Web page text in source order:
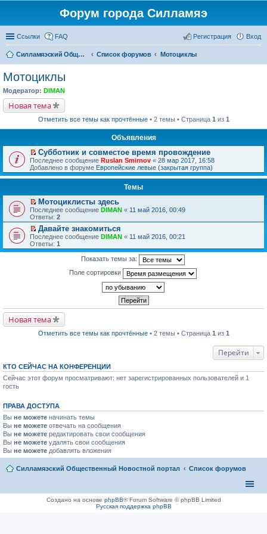
Форум города Силламяэ
Ссылки FAQ Вход
Регистрация
Силламяэский Общественный Новостной портал Список форумов Мотоциклы
Мотоциклы
Модератор: DIMAN
Новая тема
Отметить все темы как прочтённые• 2 темы • Страница 1 из 1
Объявления
П
е
р
е
т
и
к
п
е
р
в
о
м
и
а
н
н
с
о
о
н
и
ю
Субботник и совместое время провождение
Последнее сообщение Ruslan Smirnov « 28 мар 2017, 16:58
Добавлено в форуме Европейские левые (закрытая группа)
Темы
П
е
р
е
й
т
и
у
н
е
п
р
т
а
н
у
с
о
б
щ
е
н
ю
Мотоциклисты здесь
Последнее сообщение DIMAN « 11 май 2016, 00:49
Ответы: 2
П
е
р
в
о
м
у
р
о
ч
н
н
о
м
у
с
о
о
щ
и
Давайте знакомиться
Последнее сообщение DIMAN « 11 май 2016, 00:21
Ответы: 1
Показать темы за:
Поле сортировки
Новая тема
Отметить все темы как прочтённые• 2 темы • Страница 1 из 1
Перейти
КТО СЕЙЧАС НА КОНФЕРЕНЦИИ
Сейчас этот форум просматривают: нет зарегистрированных пользователей и 1
гость
ПРАВА ДОСТУПА
Вы не можете начинать темы
Вы не можете отвечать на сообщения
Вы не можете редактировать свои сообщения
Вы не можете удалять свои сообщения
Вы не можете добавлять вложения
Силламяэский Общественный Новостной портал Список форумов
Создано на основе phpBB® Forum Software © phpBB Limited
Русская поддержка phpBB